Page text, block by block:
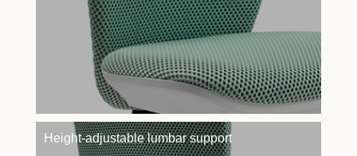
Height-adjustable lumbar support